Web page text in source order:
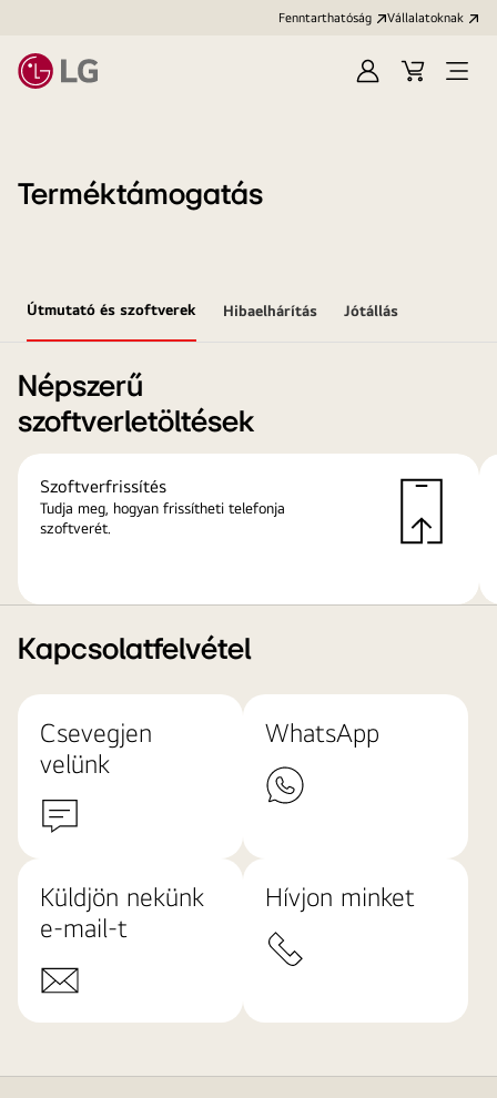
Fenntarthatóság Vállalatoknak
Bejelentkezés
KosárMenü
Terméktámogatás
Útmutató és szoftverek Hibaelhárítás Jótállás
Népszerű
szoftverletöltések
Szoftverfrissítés
Tudja meg, hogyan frissítheti telefonja
szoftverét.
Kapcsolatfelvétel
Csevegjen
velünk
WhatsApp
Küldjön nekünk
e-mail-t
Hívjon minket